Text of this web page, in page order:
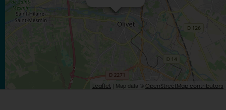
Leaflet | Map data © OpenStreetMap contributors